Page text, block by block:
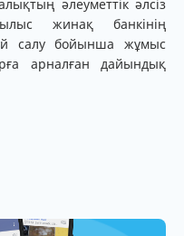
әлеуметтік әлсіз
жинақ банкінің
салу бойынша жұмыс
арналған дайындық